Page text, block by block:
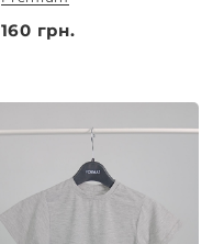
160 грн.